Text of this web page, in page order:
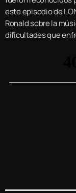
este episodio de
Ronald sobre la
dificultades que